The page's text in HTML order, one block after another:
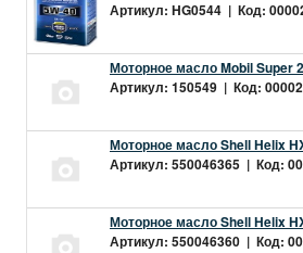
Артикул: HG0544 | Код:
Моторное масло Mobil Super
Артикул: 150549 | Код:
Моторное масло Shell Helix
Артикул: 550046365 | Код:
Моторное масло Shell Helix
Артикул: 550046360 | Код: